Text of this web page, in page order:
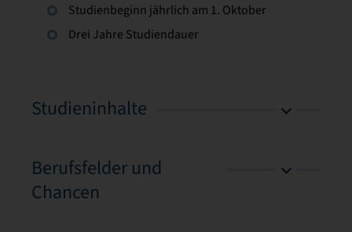
Studienbeginn jährlich am 1. Oktober
Drei Jahre Studiendauer
Studieninhalte
Berufsfelder und
Chancen